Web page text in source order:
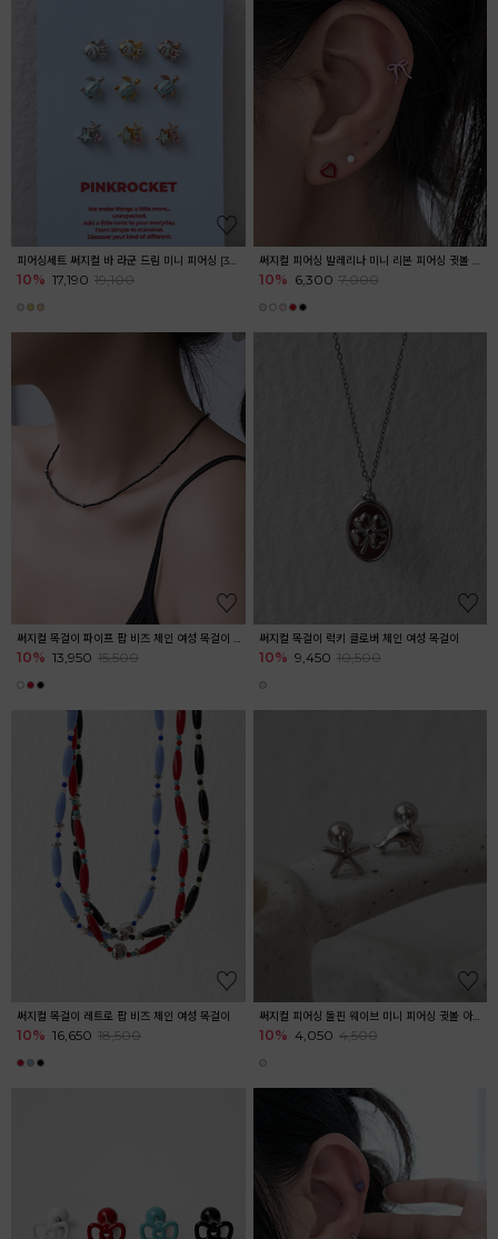
피어싱세트 써지컬 바 라군 드림 미니 피어싱 [3개] 마린
10% 17,190 19,100
써지컬 피어싱 발레리나 미니 리본 피어싱 귓볼 아웃컨츠 귓바퀴 귀여운피어싱
10% 6,300 7,000
써지컬 목걸이 파이프 팝 비즈 체인 여성 목걸이 레이어드
10% 13,950 15,500
써지컬 목걸이 럭키 클로버 체인 여성 목걸이
10% 9,450 10,500
써지컬 목걸이 레트로 팝 비즈 체인 여성 목걸이
10% 16,650 18,500
써지컬 피어싱 돌핀 웨이브 미니 피어싱 귓볼 아웃컨츠 귓바퀴 여름피어싱
10% 4,050 4,500